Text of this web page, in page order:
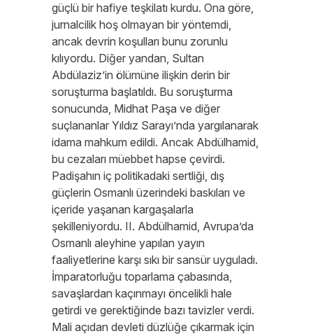
güçlü bir hafiye teşkilatı kurdu. Ona göre,
jurnalcilik hoş olmayan bir yöntemdi,
ancak devrin koşulları bunu zorunlu
kılıyordu. Diğer yandan, Sultan
Abdülaziz’in ölümüne ilişkin derin bir
soruşturma başlatıldı. Bu soruşturma
sonucunda, Midhat Paşa ve diğer
suçlananlar Yıldız Sarayı’nda yargılanarak
idama mahkum edildi. Ancak Abdülhamid,
bu cezaları müebbet hapse çevirdi.
Padişahın iç politikadaki sertliği, dış
güçlerin Osmanlı üzerindeki baskıları ve
içeride yaşanan kargaşalarla
şekilleniyordu. II. Abdülhamid, Avrupa’da
Osmanlı aleyhine yapılan yayın
faaliyetlerine karşı sıkı bir sansür uyguladı.
İmparatorluğu toparlama çabasında,
savaşlardan kaçınmayı öncelikli hale
getirdi ve gerektiğinde bazı tavizler verdi.
Mali açıdan devleti düzlüğe çıkarmak için